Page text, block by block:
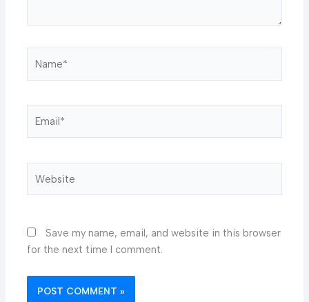
Save my name, email, and website in this browser
for the next time I comment.